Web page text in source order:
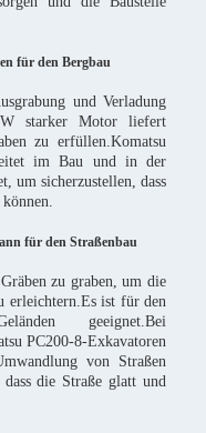
für den Bergbau
und Verladung
starker Motor liefert
zu erfüllen.Komatsu
im Bau und in der
um sicherzustellen, dass
für den Straßenbau
zu graben, um die
erleichtern.Es ist für den
geeignet.Bei
PC200-8-Exkavatoren
von Straßen
die Straße glatt und